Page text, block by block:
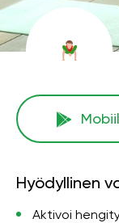
Hyödyllinen
Aktivoi